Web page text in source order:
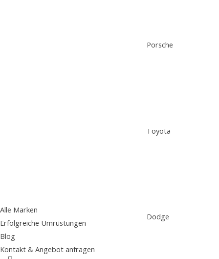
Porsche
Toyota
Dodge
Alle Marken
Erfolgreiche Umrüstungen
Blog
Kontakt & Angebot anfragen